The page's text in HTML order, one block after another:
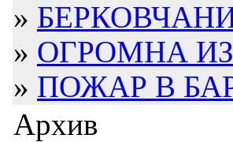
»
» ОГРОМНА
» ПОЖАР В
Архив